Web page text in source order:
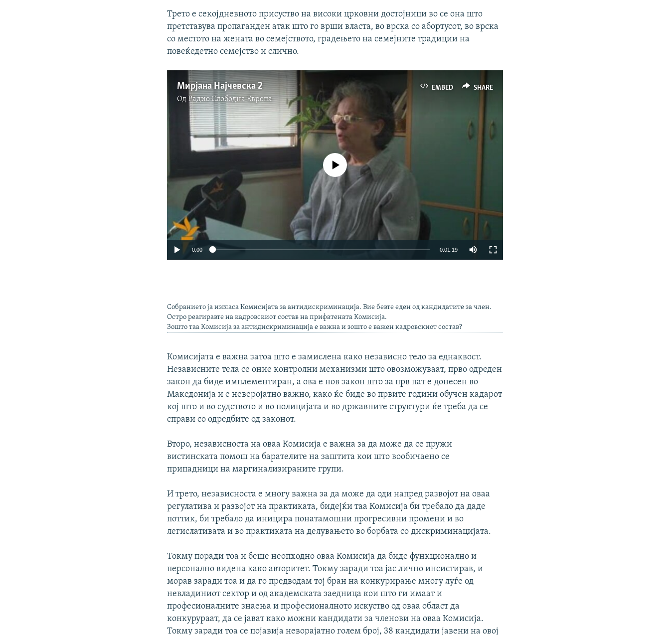
Трето е секојдневното присуство на високи црковни достојници во се она што
претставува пропаганден атак што го врши власта, во врска со абортусот, во врска
со местото на жената во семејството, градењето на семејните традиции на
повеќедетно семејство и слично.
EMBED SHARE
Мирјана Најчевска 2
ОдРадио Слободна Eвропа
No media source currently available
0:00 0:01:19
Собранието ја изгласа Комисијата за антидискриминација. Вие бевте еден од кандидатите за член.
Остро реагиравте на кадровскиот состав на прифатената Комисија.
Зошто таа Комисија за антидискриминација е важна и зошто е важен кадровскиот состав?
Комисијата е важна затоа што е замислена како независно тело за еднаквост.
Независните тела се оние контролни механизми што овозможуваат, прво одреден
закон да биде имплементиран, а ова е нов закон што за прв пат е донесен во
Македонија и е неверојатно важно, како ќе биде во првите години обучен кадарот
кој што и во судството и во полицијата и во државните структури ќе треба да се
справи со одредбите од законот.
Второ, независноста на оваа Комисија е важна за да може да се пружи
вистинската помош на барателите на заштита кои што вообичаено се
припадници на маргинализираните групи.
И трето, независноста е многу важна за да може да оди напред развојот на оваа
регулатива и развојот на практиката, бидејќи таа Комисија би требало да даде
поттик, би требало да иницира понатамошни прогресивни промени и во
легислативата и во практиката на делувањето во борбата со дискриминацијата.
Токму поради тоа и беше неопходно оваа Комисија да биде функционално и
персонално видена како авторитет. Токму заради тоа јас лично инсистирав, и
морав заради тоа и да го предводам тој бран на конкурирање многу луѓе од
невладиниот сектор и од академската заедница кои што ги имаат и
професионалните знаења и професионалното искуство од оваа област да
конкурураат, да се јават како можни кандидати за членови на оваа Комисија.
Токму заради тоа се појавија неворајатно голем број, 38 кандидати јавени на овој